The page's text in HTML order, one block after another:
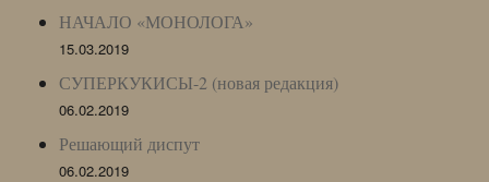
НАЧАЛО «МОНОЛОГА»
15.03.2019
СУПЕРКУКИСЫ-2 (новая редакция)
06.02.2019
Решающий диспут
06.02.2019